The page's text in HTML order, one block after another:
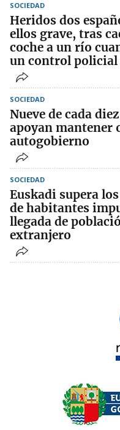
SOCIEDAD
Heridos dos
ellos grave, tras
coche a un río
un control policial
SOCIEDAD
Nueve de cada
apoyan mantener
autogobierno
SOCIEDAD
Euskadi supera
de habitantes
llegada de
extranjero